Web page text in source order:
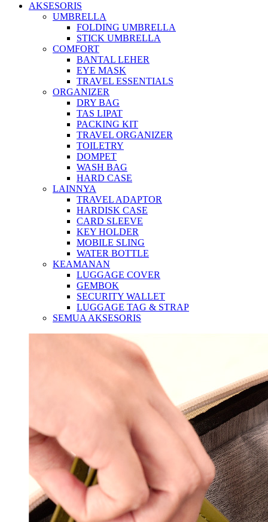
AKSESORIS
UMBRELLA
FOLDING UMBRELLA
STICK UMBRELLA
COMFORT
BANTAL LEHER
EYE MASK
TRAVEL ESSENTIALS
ORGANIZER
DRY BAG
TAS LIPAT
PACKING KIT
TRAVEL ORGANIZER
TOILETRY
DOMPET
WASH BAG
HARD CASE
LAINNYA
TRAVEL ADAPTOR
HARDISK CASE
CARD SLEEVE
KEY HOLDER
MOBILE SLING
WATER BOTTLE
KEAMANAN
LUGGAGE COVER
GEMBOK
SECURITY WALLET
LUGGAGE TAG & STRAP
SEMUA AKSESORIS